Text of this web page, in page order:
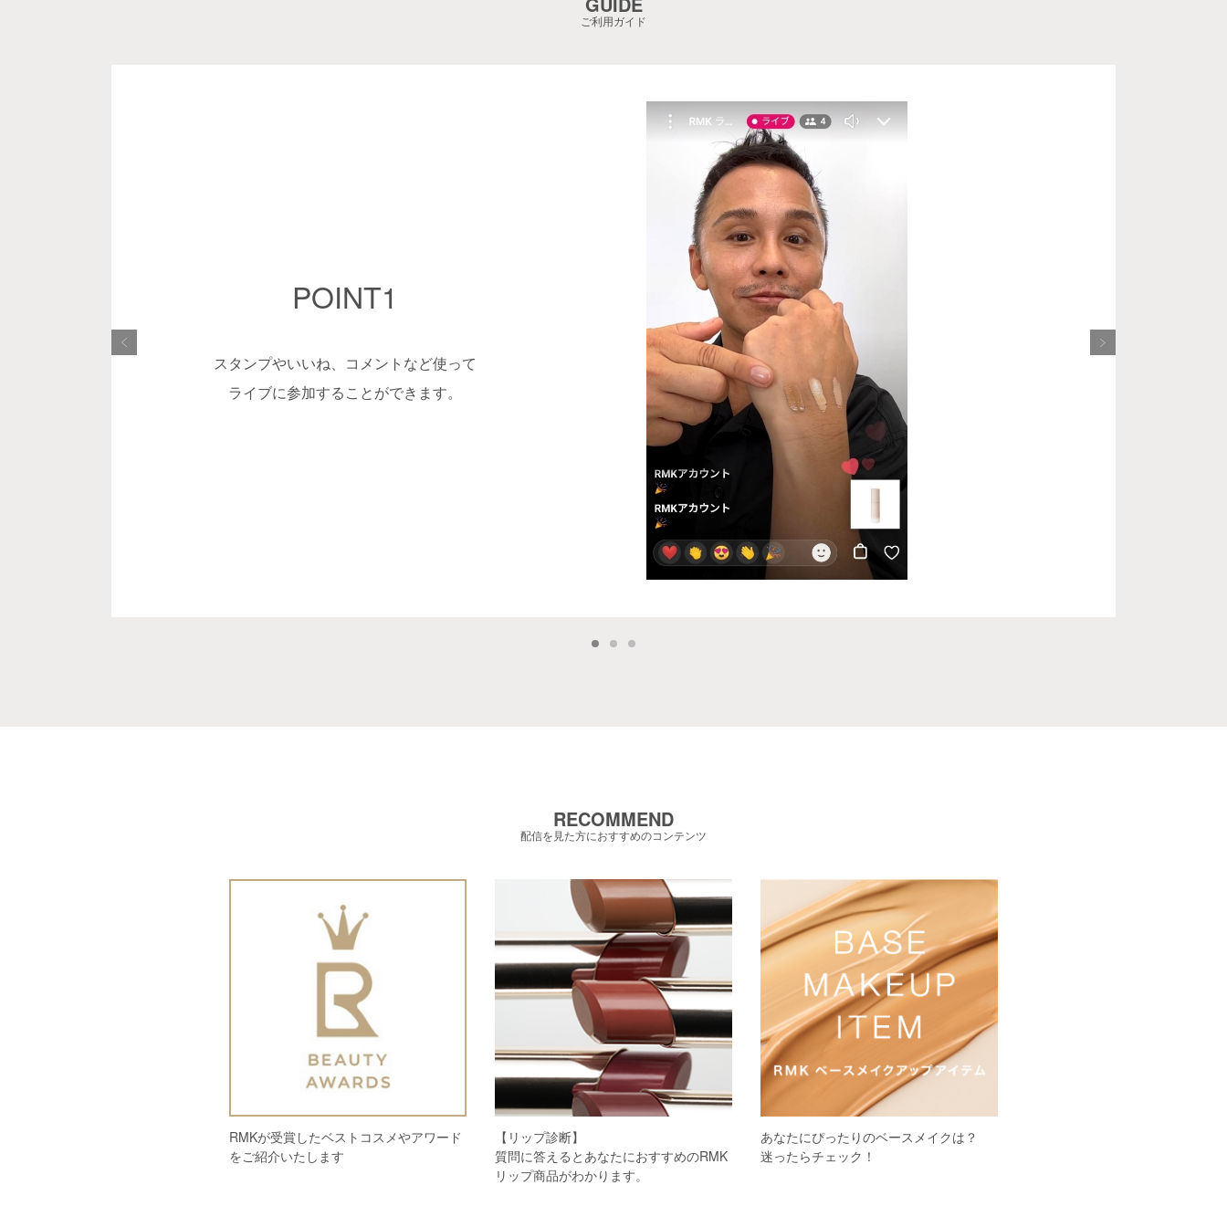
ご利用ガイド
POINT1
スタンプやいいね、コメントなど使って
ライブに参加することができます。
RECOMMEND
配信を見た方におすすめのコンテンツ
RMKが受賞したベストコスメやアワード
をご紹介いたします
【リップ診断】
質問に答えるとあなたにおすすめのRMK
リップ商品がわかります。
あなたにぴったりのベースメイクは？
迷ったらチェック！